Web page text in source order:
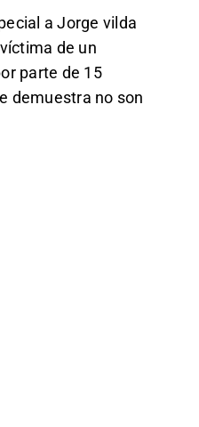
a Jorge vilda
de un
parte de 15
demuestra no son